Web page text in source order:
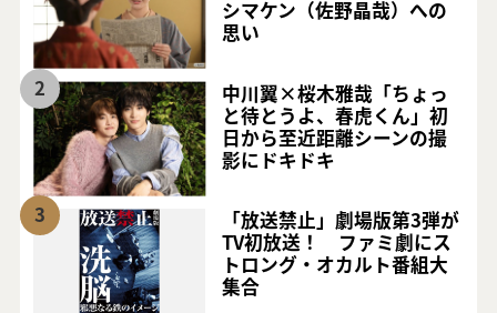
シマケン（佐野晶哉）への
思い
2
中川翼×桜木雅哉「ちょっ
と待とうよ、春虎くん」初
日から至近距離シーンの撮
影にドキドキ
3
「放送禁止」劇場版第3弾が
TV初放送！ ファミ劇にス
トロング・オカルト番組大
集合